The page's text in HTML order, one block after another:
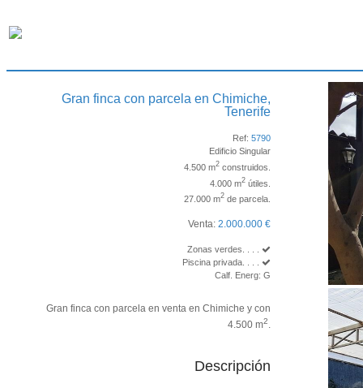
Gran finca con parcela en Chimiche,
Tenerife
Ref: 5790
Edificio Singular
4.500 m2 construidos.
4.000 m2 útiles.
27.000 m2 de parcela.
Venta: 2.000.000 €
Zonas verdes. . . .
Piscina privada. . . .
Calf. Energ: G
Gran finca con parcela en venta en Chimiche y con
4.500 m2.
Descripción